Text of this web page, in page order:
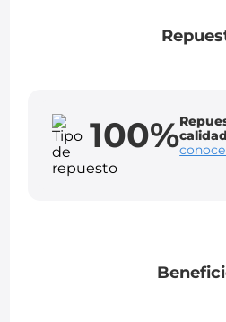
100%